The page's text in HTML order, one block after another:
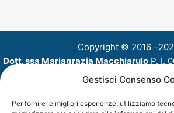
Gestisci Consenso
Per fornire le migliori esperienze, utilizziamo
Copyright © 2016 –
Dott. ssa Mariagrazia MacchiaruloP. I.
Cookie Policy. Foto: Freepik ,